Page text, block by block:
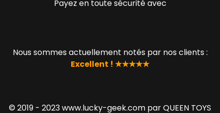
Payez en toute sécurité avec
Nous sommes actuellement notés par nos clients :
Excellent ! ★★★★★
© 2019 - 2023 www.lucky-geek.com par QUEEN TOYS